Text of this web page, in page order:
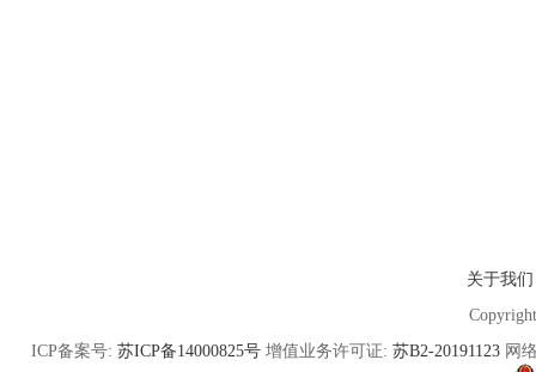
关于我们
ICP备案号: 苏ICP备14000825号 增值业务许可证: 苏B2-20191123 网